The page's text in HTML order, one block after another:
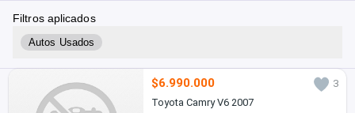
Filtros aplicados
Autos Usados
$6.990.000
3
Toyota Camry V6 2007